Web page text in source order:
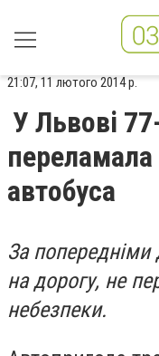
21:07, 11 лютого 2014 р.
У Львові
автобуса
За
на дорогу, не
небезпеки.